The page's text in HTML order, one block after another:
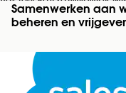
Salesforce. U vindt hiermeer details.
Samenwerken aan
beheren en